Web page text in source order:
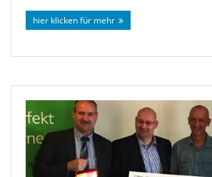
hier klicken für mehr